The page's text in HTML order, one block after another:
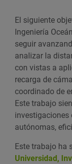
El siguiente
Ingeniería
seguir
analizar la
con vistas a
recarga de
coordinado de
Este trabajo
investigaciones
autónomas,
Este trabajo ha
Universidad,